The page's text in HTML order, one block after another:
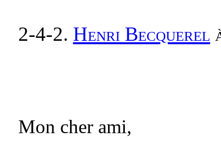
2-4-2. Henri Becquerel
Mon cher ami,